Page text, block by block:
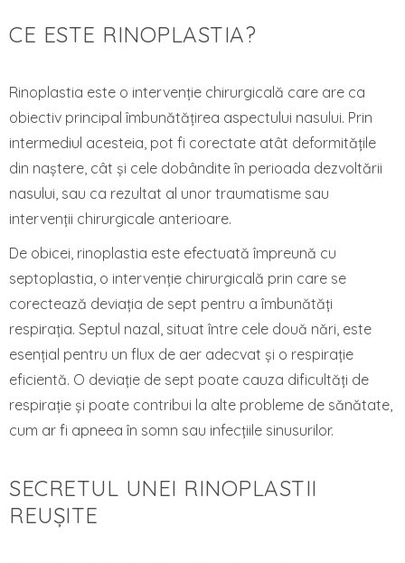
CE ESTE RINOPLASTIA?
Rinoplastia este o intervenție chirurgicală care are ca
obiectiv principal îmbunătățirea aspectului nasului. Prin
intermediul acesteia, pot fi corectate atât deformitățile
din naștere, cât și cele dobândite în perioada dezvoltării
nasului, sau ca rezultat al unor traumatisme sau
intervenții chirurgicale anterioare.
De obicei, rinoplastia este efectuată împreună cu
septoplastia, o intervenție chirurgicală prin care se
corectează deviația de sept pentru a îmbunătăți
respirația. Septul nazal, situat între cele două nări, este
esențial pentru un flux de aer adecvat și o respirație
eficientă. O deviație de sept poate cauza dificultăți de
respirație și poate contribui la alte probleme de sănătate,
cum ar fi apneea în somn sau infecțiile sinusurilor.
SECRETUL UNEI RINOPLASTII
REUȘITE